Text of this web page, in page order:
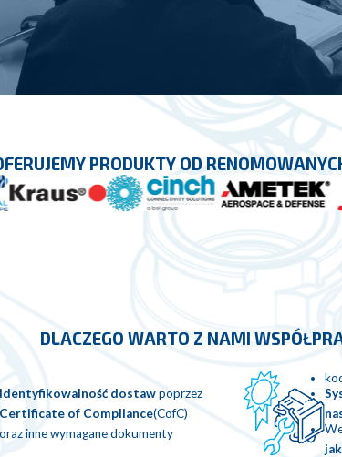
PRODUKTY OD
DLACZEGO WARTO Z NAMI
Identyfikowalność dostawpoprzez
Certificate of Compliance(CofC)
oraz inne wymagane dokumenty